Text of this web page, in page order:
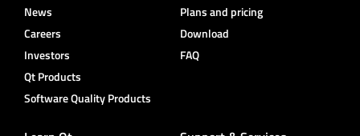
News
Careers
Investors
Qt Products
Software Quality Products
Plans and pricing
Download
FAQ